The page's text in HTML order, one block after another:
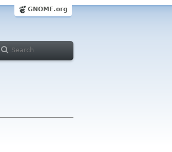
GNOME.org